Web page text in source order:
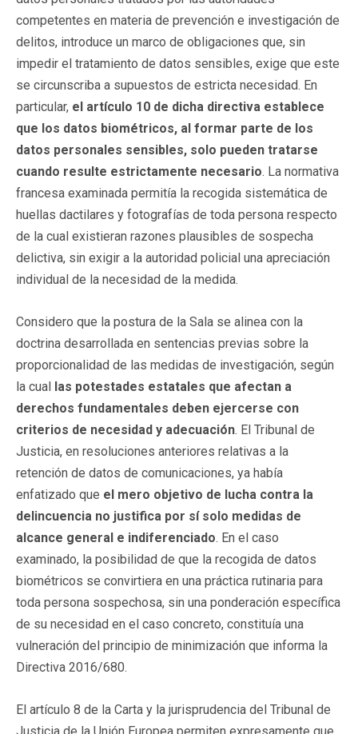
competentes en materia de prevención e investigación de
delitos, introduce un marco de obligaciones que, sin
impedir el tratamiento de datos sensibles, exige que este
se circunscriba a supuestos de estricta necesidad. En
particular, el artículo 10 de dicha directiva establece
que los datos biométricos, al formar parte de los
datos personales sensibles, solo pueden tratarse
cuando resulte estrictamente necesario. La normativa
francesa examinada permitía la recogida sistemática de
huellas dactilares y fotografías de toda persona respecto
de la cual existieran razones plausibles de sospecha
delictiva, sin exigir a la autoridad policial una apreciación
individual de la necesidad de la medida.
Considero que la postura de la Sala se alinea con la
doctrina desarrollada en sentencias previas sobre la
proporcionalidad de las medidas de investigación, según
la cual las potestades estatales que afectan a
derechos fundamentales deben ejercerse con
criterios de necesidad y adecuación. El Tribunal de
Justicia, en resoluciones anteriores relativas a la
retención de datos de comunicaciones, ya había
enfatizado que el mero objetivo de lucha contra la
delincuencia no justifica por sí solo medidas de
alcance general e indiferenciado. En el caso
examinado, la posibilidad de que la recogida de datos
biométricos se convirtiera en una práctica rutinaria para
toda persona sospechosa, sin una ponderación específica
de su necesidad en el caso concreto, constituía una
vulneración del principio de minimización que informa la
Directiva 2016/680.
El artículo 8 de la Carta y la jurisprudencia del Tribunal de
Justicia de la Unión Europea permiten expresamente que